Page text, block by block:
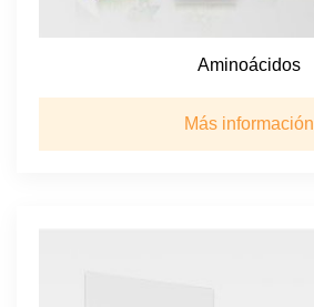
Aminoácidos
Más información